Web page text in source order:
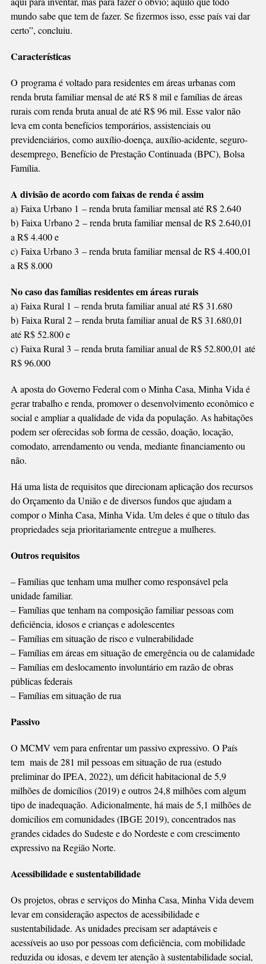
mundo sabe que tem de fazer. Se fizermos isso, esse país vai dar
certo”, concluiu.
Características
O programa é voltado para residentes em áreas urbanas com
renda bruta familiar mensal de até R$ 8 mil e famílias de áreas
rurais com renda bruta anual de até R$ 96 mil. Esse valor não
leva em conta benefícios temporários, assistenciais ou
previdenciários, como auxílio-doença, auxílio-acidente, seguro-
desemprego, Benefício de Prestação Continuada (BPC), Bolsa
Família.
A divisão de acordo com faixas de renda é assim
a) Faixa Urbano 1 – renda bruta familiar mensal até R$ 2.640
b) Faixa Urbano 2 – renda bruta familiar mensal de R$ 2.640,01
a R$ 4.400 e
c) Faixa Urbano 3 – renda bruta familiar mensal de R$ 4.400,01
a R$ 8.000
No caso das famílias residentes em áreas rurais
a) Faixa Rural 1 – renda bruta familiar anual até R$ 31.680
b) Faixa Rural 2 – renda bruta familiar anual de R$ 31.680,01
até R$ 52.800 e
c) Faixa Rural 3 – renda bruta familiar anual de R$ 52.800,01 até
R$ 96.000
A aposta do Governo Federal com o Minha Casa, Minha Vida é
gerar trabalho e renda, promover o desenvolvimento econômico e
social e ampliar a qualidade de vida da população. As habitações
podem ser oferecidas sob forma de cessão, doação, locação,
comodato, arrendamento ou venda, mediante financiamento ou
não.
Há uma lista de requisitos que direcionam aplicação dos recursos
do Orçamento da União e de diversos fundos que ajudam a
compor o Minha Casa, Minha Vida. Um deles é que o título das
propriedades seja prioritariamente entregue a mulheres.
Outros requisitos
– Famílias que tenham uma mulher como responsável pela
unidade familiar.
– Famílias que tenham na composição familiar pessoas com
deficiência, idosos e crianças e adolescentes
– Famílias em situação de risco e vulnerabilidade
– Famílias em áreas em situação de emergência ou de calamidade
– Famílias em deslocamento involuntário em razão de obras
públicas federais
– Famílias em situação de rua
Passivo
O MCMV vem para enfrentar um passivo expressivo. O País
tem mais de 281 mil pessoas em situação de rua (estudo
preliminar do IPEA, 2022), um déficit habitacional de 5,9
milhões de domicílios (2019) e outros 24,8 milhões com algum
tipo de inadequação. Adicionalmente, há mais de 5,1 milhões de
domicílios em comunidades (IBGE 2019), concentrados nas
grandes cidades do Sudeste e do Nordeste e com crescimento
expressivo na Região Norte.
Acessibilidade e sustentabilidade
Os projetos, obras e serviços do Minha Casa, Minha Vida devem
levar em consideração aspectos de acessibilidade e
sustentabilidade. As unidades precisam ser adaptáveis e
acessíveis ao uso por pessoas com deficiência, com mobilidade
reduzida ou idosas, e devem ter atenção à sustentabilidade social,